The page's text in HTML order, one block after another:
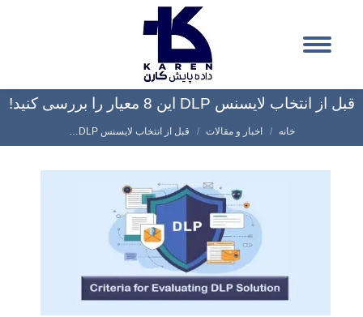
قبل از انتخاب لایسنس DLP این 8 معیار را بررسی کنید!
شما اینجا هستید:
خانه اخبار و مقالات قبل از انتخاب لایسنس DLP…